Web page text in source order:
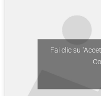
Fai clic su